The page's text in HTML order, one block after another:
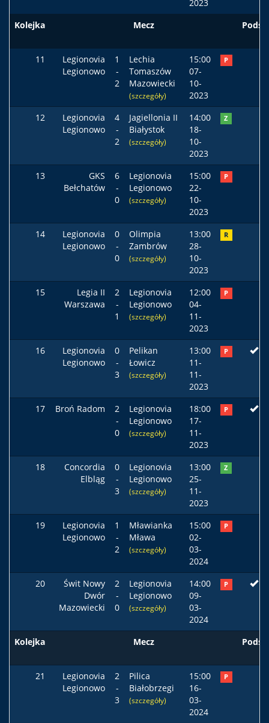
2023
Kolejka
Mecz Podst
11
Legionovia
Legionowo
1
-
2
Lechia
Tomaszów
Mazowiecki
(szczegóły)
15:00
07-
10-
2023
P
12
Legionovia
Legionowo
4
-
2
Jagiellonia II
Białystok
(szczegóły)
14:00
18-
10-
2023
Z
13
GKS
Bełchatów
6
-
0
Legionovia
Legionowo
(szczegóły)
15:00
22-
10-
2023
P
14
Legionovia
Legionowo
0
-
0
Olimpia
Zambrów
(szczegóły)
13:00
28-
10-
2023
R
15
Legia II
Warszawa
2
-
1
Legionovia
Legionowo
(szczegóły)
12:00
04-
11-
2023
P
16
Legionovia
Legionowo
0
-
3
Pelikan
Łowicz
(szczegóły)
13:00
11-
11-
2023
P
17 Broń Radom
2
-
0
Legionovia
Legionowo
(szczegóły)
18:00
17-
11-
2023
P
18
Concordia
Elbląg
0
-
3
Legionovia
Legionowo
(szczegóły)
13:00
25-
11-
2023
Z
19
Legionovia
Legionowo
1
-
2
Mławianka
Mława
(szczegóły)
15:00
02-
03-
2024
P
20
Świt Nowy
Dwór
Mazowiecki
2
-
0
Legionovia
Legionowo
(szczegóły)
14:00
09-
03-
2024
P
Kolejka Mecz Podst
21
Legionovia
Legionowo
2
-
3
Pilica
Białobrzegi
(szczegóły)
15:00
16-
03-
2024
P